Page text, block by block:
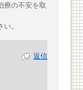
療の不安を取
。
返信